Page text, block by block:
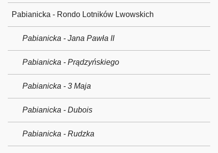
Pabianicka - Rondo Lotników Lwowskich
Pabianicka - Jana Pawła II
Pabianicka - Prądzyńskiego
Pabianicka - 3 Maja
Pabianicka - Dubois
Pabianicka - Rudzka